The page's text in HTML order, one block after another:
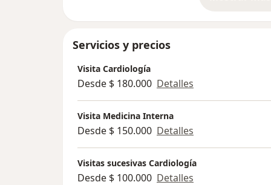
Servicios y precios
Visita Cardiología
Desde $ 180.000 Detalles
Visita Medicina Interna
Desde $ 150.000 Detalles
Visitas sucesivas Cardiología
Desde $ 100.000 Detalles